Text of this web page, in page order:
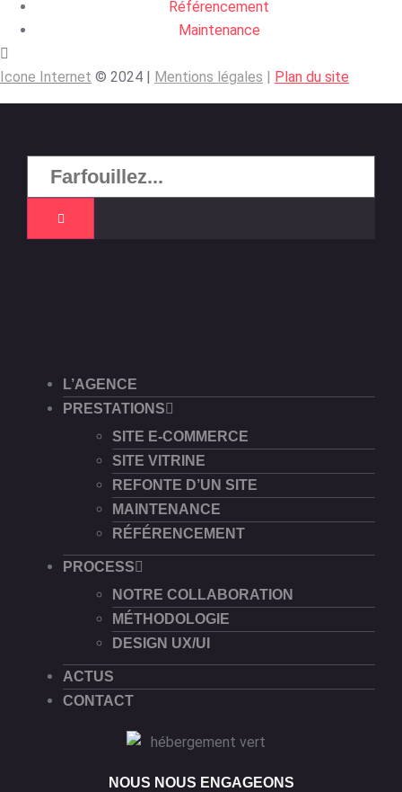
Référencement
Maintenance
Icone Internet © 2024 | Mentions légales Plan du site
L’AGENCE
PRESTATIONS
SITE E-COMMERCE
SITE VITRINE
REFONTE D’UN SITE
MAINTENANCE
RÉFÉRENCEMENT
PROCESS
NOTRE COLLABORATION
MÉTHODOLOGIE
DESIGN UX/UI
ACTUS
CONTACT
NOUS NOUS ENGAGEONS